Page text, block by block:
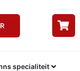
specialiteit